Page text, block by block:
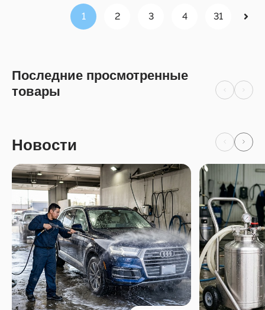
1 2 3 4 31
Последние просмотренные
товары
Новости